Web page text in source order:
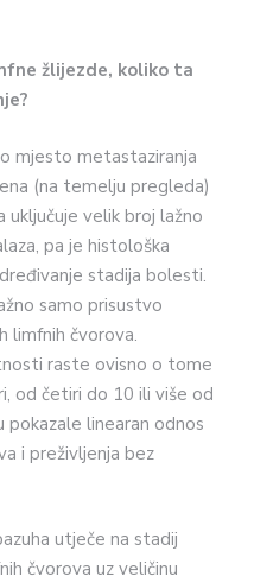
žlijezde, koliko ta
mjesto metastaziranja
(na temelju pregleda)
uključuje velik broj lažno
pa je histološka
stadija bolesti.
samo prisustvo
limfnih čvorova.
raste ovisno o tome
od četiri do 10 ili više od
pokazale linearan odnos
i preživljenja bez
utječe na stadij
čvorova uz veličinu